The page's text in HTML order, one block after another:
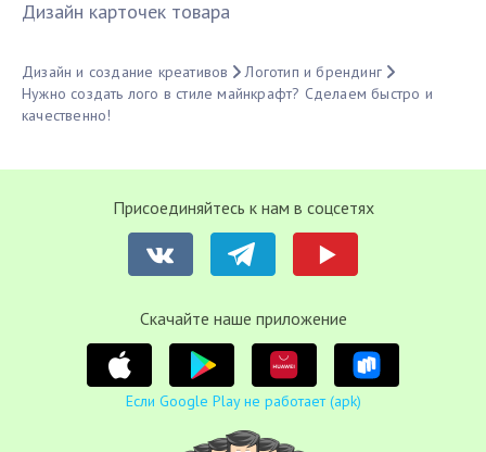
Дизайн карточек товара
Дизайн и создание креативов
Логотип и брендинг
Нужно создать лого в стиле майнкрафт? Сделаем быстро и
качественно!
Присоединяйтесь к нам в соцсетях
Cкачайте наше приложение
Если Google Play не работает (apk)